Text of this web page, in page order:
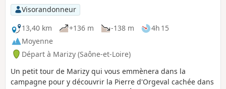
Visorandonneur
13,40 km
+136 m -138 m
4h 15
Moyenne
Départ à Marizy (Saône-et-Loire)
Un petit tour de Marizy qui vous emmènera dans la
campagne pour y découvrir la Pierre d'Orgeval cachée dans